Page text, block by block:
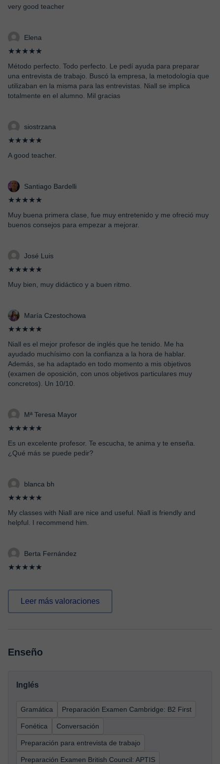
very good teacher
Elena
★★★★★
Método perfecto. Todo perfecto. Le pedí ayuda para preparar
una entrevista de trabajo. Buscó la empresa, la metodología que
utilizaban en la misma para las entrevistas. Niall se implica
totalmente en el alumno. Mil gracias
siostrzana
★★★★★
A good teacher.
Santiago Bardelli
★★★★★
Muy buena primera clase, fue muy entretenido y me ofreció muy
buenos consejos para empezar a mejorar.
José Luis
★★★★★
Muy bien, muy didáctico y a buen ritmo.
María Czestochowa
★★★★★
Niall es el mejor profesor de inglés que he tenido. Me ha
ayudado muchísimo con la confianza a la hora de hablar.
Además, se ha adaptado en todo momento a mis objetivos
(examen de oposición, con unos objetivos particulares muy
concretos). Un 10/10.
Mª Teresa Mayor
★★★★★
Es un excelente profesor. Te escucha, te anima y te enseña.
¿Qué más se puede pedir?
blanca bh
★★★★★
My classes with Niall are nice and useful. Niall is friendly and
helpful. I recommend him.
Berta Fernández
★★★★★
Leer más valoraciones
Enseño
Inglés
Gramática Preparación Examen Cambridge: B2 First
Fonética Conversación
Preparación para entrevista de trabajo
Preparación Examen British Council: APTIS